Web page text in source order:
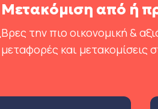
Μετακόμιση από ή
Βρες την πιο οικονομική &
μεταφορές και μετακομίσεις